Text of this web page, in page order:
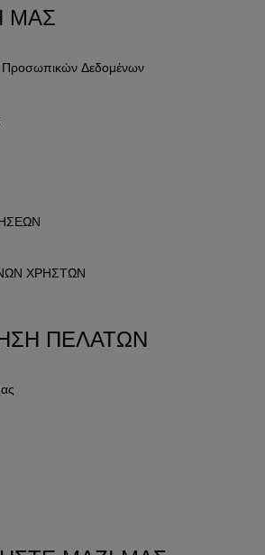
ΜΑΣ
Προσωπικών Δεδομένων
ΧΡΗΣΤΩΝ
ΠΕΛΑΤΩΝ